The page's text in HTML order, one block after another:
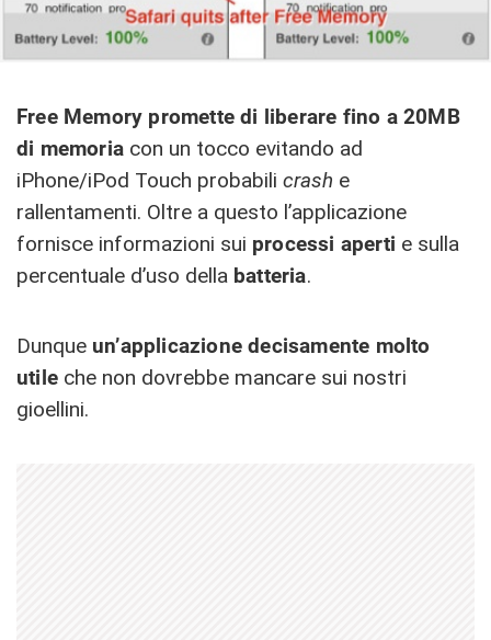
Free Memory promette di liberare fino a 20MB
di memoria con un tocco evitando ad
iPhone/iPod Touch probabili crash e
rallentamenti. Oltre a questo l’applicazione
fornisce informazioni sui processi aperti e sulla
percentuale d’uso della batteria.
Dunque un’applicazione decisamente molto
utile che non dovrebbe mancare sui nostri
gioellini.